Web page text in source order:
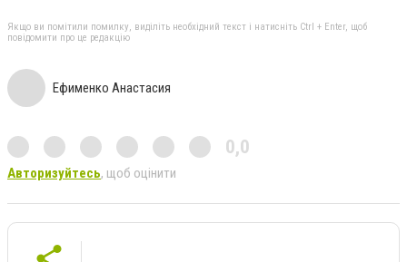
Якщо ви помітили помилку, виділіть необхідний текст і натисніть Ctrl + Enter, щоб
повідомити про це редакцію
Ефименко Анастасия
0,0
Авторизуйтесь, щоб оцінити